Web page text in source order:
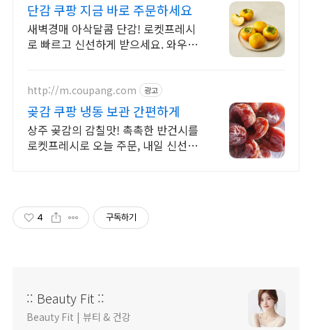
단감 쿠팡 지금 바로 주문하세요
새벽경매 아삭달콤 단감! 로켓프레시
로 빠르고 신선하게 받으세요. 와우회
http://m.coupang.com 광고
곶감 쿠팡 냉동 보관 간편하게
상주 곶감의 감칠맛! 촉촉한 반건시를
로켓프레시로 오늘 주문, 내일 신선하
4 구독하기
:: Beauty Fit ::
Beauty Fit | 뷰티 & 건강